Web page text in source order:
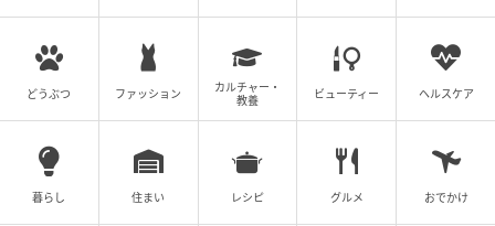
どうぶつ ファッション
カルチャー・
教養
ビューティー ヘルスケア
暮らし 住まい レシピ グルメ おでかけ